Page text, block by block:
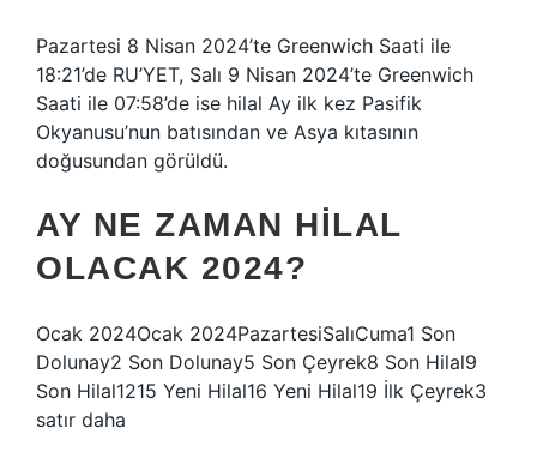
Pazartesi 8 Nisan 2024’te Greenwich Saati ile
18:21’de RU’YET, Salı 9 Nisan 2024’te Greenwich
Saati ile 07:58’de ise hilal Ay ilk kez Pasifik
Okyanusu’nun batısından ve Asya kıtasının
doğusundan görüldü.
AY NE ZAMAN HILAL
OLACAK 2024?
Ocak 2024Ocak 2024PazartesiSalıCuma1 Son
Dolunay2 Son Dolunay5 Son Çeyrek8 Son Hilal9
Son Hilal1215 Yeni Hilal16 Yeni Hilal19 İlk Çeyrek3
satır daha